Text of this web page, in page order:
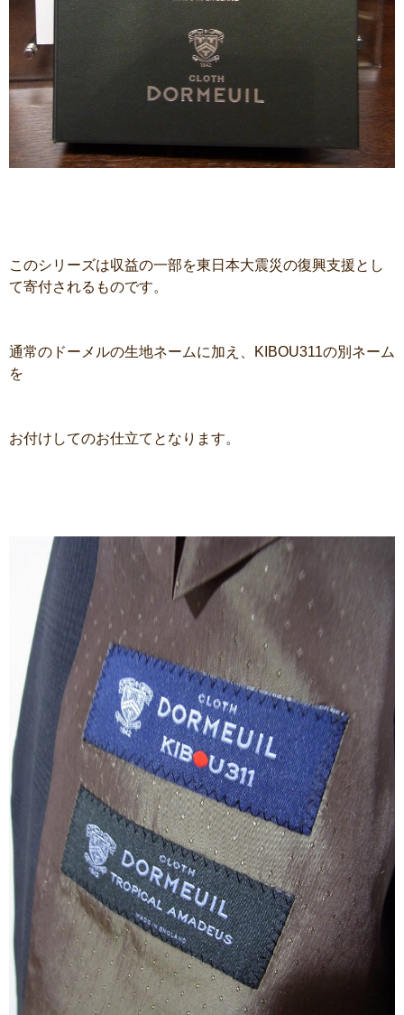
このシリーズは収益の一部を東日本大震災の復興支援とし
て寄付されるものです。
通常のドーメルの生地ネームに加え、KIBOU311の別ネーム
を
お付けしてのお仕立てとなります。